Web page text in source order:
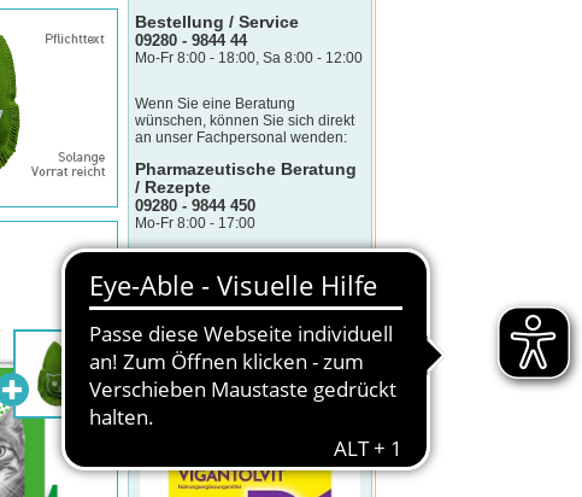
Bestellung / Service
09280 - 9844 44
Mo-Fr 8:00 - 18:00, Sa 8:00 - 12:00
Wenn Sie eine Beratung
wünschen, können Sie sich direkt
an unser Fachpersonal wenden:
Pharmazeutische Beratung
/ Rezepte
09280 - 9844 450
Mo-Fr 8:00 - 17:00
(Telefonkosten sind abhängig von
KLICK DES TAGES
VIGANTOLVIT 2000 I.E. Vitamin D3
Weichkapseln
Sonderpreis